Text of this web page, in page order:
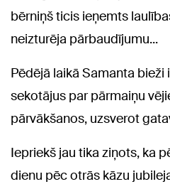
bērniņš ticis ieņemts
neizturēja pārbaudījumu...
Pēdējā laikā Samanta
sekotājus par pārmaiņu
pārvākšanos, uzsverot
Iepriekš jau tika ziņots, ka
dienu pēc otrās kāzu